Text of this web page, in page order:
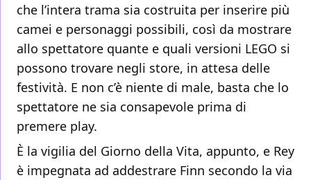
che l’intera trama sia costruita per inserire più
camei e personaggi possibili, così da mostrare
allo spettatore quante e quali versioni LEGO si
possono trovare negli store, in attesa delle
festività. E non c’è niente di male, basta che lo
spettatore ne sia consapevole prima di
premere play.
È la vigilia del Giorno della Vita, appunto, e Rey
è impegnata ad addestrare Finn secondo la via